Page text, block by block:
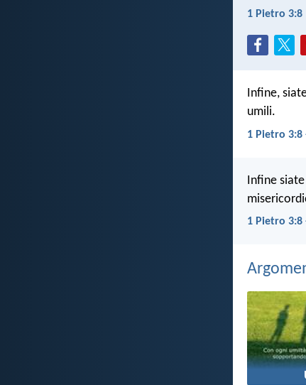
1 Pietro 3:8
Infine,
umili.
1 Pietro 3:8
Infine
1 Pietro 3:8